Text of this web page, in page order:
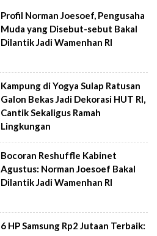
Profil Norman Joesoef, Pengusaha
Muda yang Disebut-sebut Bakal
Dilantik Jadi Wamenhan RI
Kampung di Yogya Sulap Ratusan
Galon Bekas Jadi Dekorasi HUT RI,
Cantik Sekaligus Ramah
Lingkungan
Bocoran Reshuffle Kabinet
Agustus: Norman Joesoef Bakal
Dilantik Jadi Wamenhan RI
6 HP Samsung Rp2 Jutaan Terbaik: